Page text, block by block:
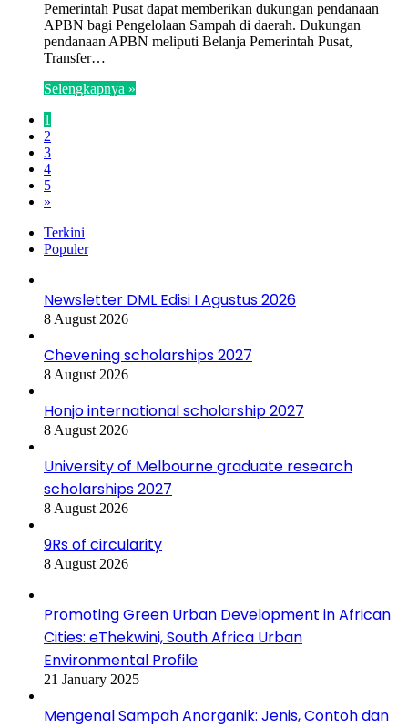
Pemerintah Pusat dapat memberikan dukungan pendanaan
APBN bagi Pengelolaan Sampah di daerah. Dukungan
pendanaan APBN meliputi Belanja Pemerintah Pusat,
Transfer…
Selengkapnya »
1
2
3
4
5
»
Terkini
Populer
Newsletter DML Edisi I Agustus 2026
8 August 2026
Chevening scholarships 2027
8 August 2026
Honjo international scholarship 2027
8 August 2026
University of Melbourne graduate research
scholarships 2027
8 August 2026
9Rs of circularity
8 August 2026
Promoting Green Urban Development in African
Cities: eThekwini, South Africa Urban
Environmental Profile
21 January 2025
Mengenal Sampah Anorganik: Jenis, Contoh dan